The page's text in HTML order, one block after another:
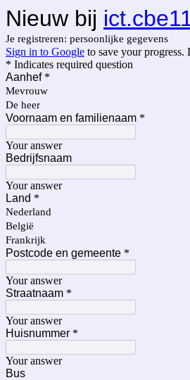
Nieuw bij
Je registreren: persoonlijke gegevens
Sign in to Google to save your progress.
* Indicates required question
Aanhef*
Mevrouw
De heer
Voornaam en familienaam *
Your answer
Bedrijfsnaam
Your answer
Land *
Nederland
België
Frankrijk
Postcode en gemeente *
Your answer
Straatnaam *
Your answer
Huisnummer *
Your answer
Bus